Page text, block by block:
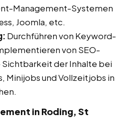
Management-Systemen
Joomla, etc.
Durchführen von Keyword-
von SEO-
der Inhalte bei
Minijobs und Vollzeitjobs in
in Roding, St